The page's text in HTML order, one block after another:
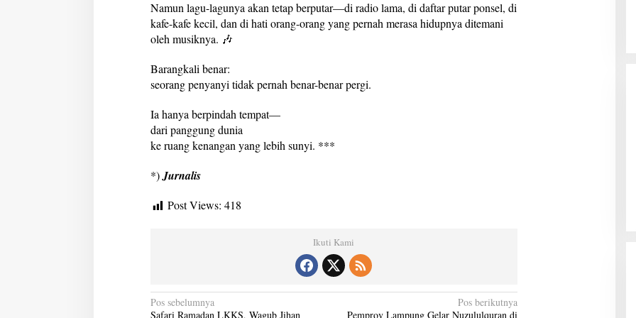
Namun lagu-lagunya akan tetap berputar—di radio lama, di daftar putar ponsel, di
kafe-kafe kecil, dan di hati orang-orang yang pernah merasa hidupnya ditemani
oleh musiknya. 🎶
Barangkali benar:
seorang penyanyi tidak pernah benar-benar pergi.
Ia hanya berpindah tempat—
dari panggung dunia
ke ruang kenangan yang lebih sunyi. ***
*)Jurnalis
Post Views: 418
Ikuti Kami
N
Pos sebelumnya
Safari Ramadan LKKS, Wagub Jihan
Pos berikutnya
Pemprov Lampung Gelar Nuzululquran di